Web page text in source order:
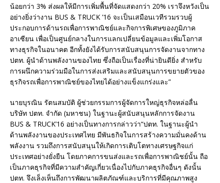
น้อยกว่า 3% ส่งผลให้มีการเพิ่มพื้นที่จัดแสดงกว่า 20% เราจึงหวังเป็น
อย่างยิ่งว่างาน BUS & TRUCK ’16 จะเป็นเสมือนเวทีรวมรวบผู้
ประกอบการด้านรถเพื่อการพาณิชย์และกิจการพิเศษของภูมิภาค
อาเซียน เพื่อเป็นศูนย์กลางในการแลกเปลี่ยนข้อมูลและเพิ่มโอกาส
ทางธุรกิจในอนาคต อีกทั้งยังได้รับการสนับสนุนการจัดงานจากทาง
ปตท. ผู้นำด้านพลังงานของไทย ซึ่งถือเป็นเรื่องที่น่ายินดียิ่ง สำหรับ
การผนึกความร่วมมือในการส่งเสริมและสนับสนุนการขยายตัวของ
ธุรกิจรถเพื่อการพาณิชย์ของไทยได้อย่างแข็งแกร่งและ”
นายบุรณิน รัตนสมบัติ ผู้ช่วยกรรมการผู้จัดการใหญ่ธุรกิจหล่อลื่น
บริษัท ปตท. จำกัด (มหาชน) ในฐานะผู้สนับสนุนหลักการจัดงาน
BUS & TRUCK’16 อย่างเป็นทางการกล่าวว่า“ปตท. ในฐานะผู้นำ
ด้านพลังงานของประเทศไทย มีพันธกิจในการสร้างความมั่นคงด้าน
พลังงาน รวมถึงการสนับสนุนให้เกิดการเติบโตทางเศรษฐกิจแก่
ประเทศอย่างยั่งยืน โดยภาคการขนส่งและรถเพื่อการพาณิชย์นั้น ถือ
เป็นภาคธุรกิจที่มีความสำคัญเกี่ยวเนื่องไปกับภาคธุรกิจอื่นๆ ดังนั้น
ปตท. จึงเล็งเห็นถึงการพัฒนาผลิตภัณฑ์และบริการที่มีคุณภาพสูง